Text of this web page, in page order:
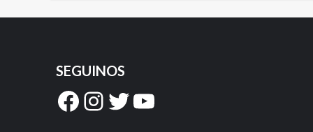
SEGUINOS
Facebook
Instagram
Twitter
YouTube